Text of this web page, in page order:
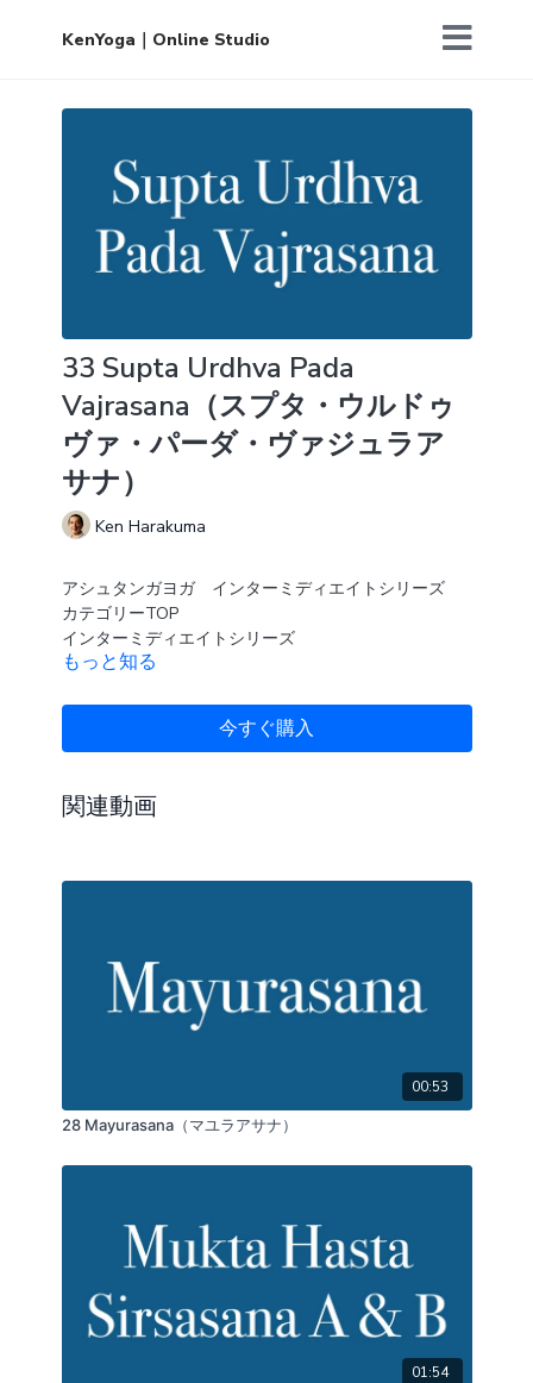
KenYoga｜Online Studio
33 Supta Urdhva Pada
Vajrasana（スプタ・ウルドゥ
ヴァ・パーダ・ヴァジュラア
サナ）
Ken Harakuma
アシュタンガヨガ インターミディエイトシリーズ
カテゴリーTOP
インターミディエイトシリーズ
アサナ別プレイリスト
もっと知る
今すぐ購入
関連動画
00:53
28 Mayurasana（マユラアサナ）
01:54